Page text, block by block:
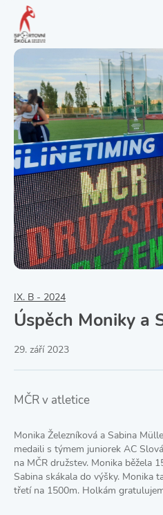
IX. B - 2024
Úspěch Moniky a
29. září 2023
MČR v atletice
Monika Železníková a Sabina
medaili s týmem juniorek AC
na MČR družstev. Monika běžela
Sabina skákala do výšky. Monika
třetí na 1500m. Holkám